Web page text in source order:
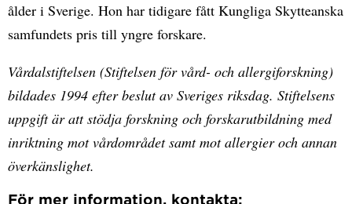
ålder i Sverige. Hon har tidigare fått Kungliga Skytteanska
samfundets pris till yngre forskare.
Vårdalstiftelsen (Stiftelsen för vård- och allergiforskning)
bildades 1994 efter beslut av Sveriges riksdag. Stiftelsens
uppgift är att stödja forskning och forskarutbildning med
inriktning mot vårdområdet samt mot allergier och annan
överkänslighet.
För mer information, kontakta: